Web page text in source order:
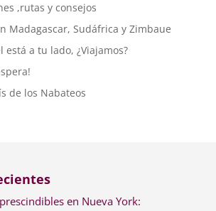
,rutas y consejos
Madagascar, Sudáfrica y Zimbaue
está a tu lado, ¿Viajamos?
de los Nabateos
en Nueva York: